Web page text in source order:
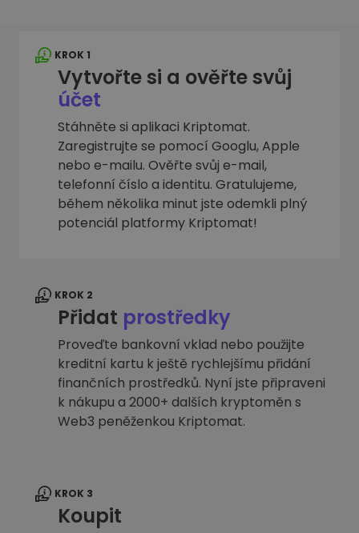
KROK 1
Vytvořte si a ověřte svůj
účet
Stáhněte si aplikaci Kriptomat.
Zaregistrujte se pomocí Googlu, Apple
nebo e-mailu. Ověřte svůj e-mail,
telefonní číslo a identitu. Gratulujeme,
během několika minut jste odemkli plný
potenciál platformy Kriptomat!
KROK 2
Přidat prostředky
Proveďte bankovní vklad nebo použijte
kreditní kartu k ještě rychlejšímu přidání
finančních prostředků. Nyní jste připraveni
k nákupu a 2000+ dalších kryptoměn s
Web3 peněženkou Kriptomat.
KROK 3
Koupit